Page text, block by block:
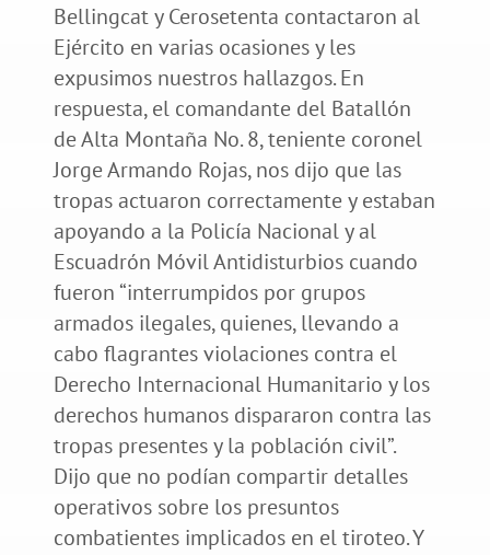
Bellingcat y Cerosetenta contactaron al
Ejército en varias ocasiones y les
expusimos nuestros hallazgos. En
respuesta, el comandante del Batallón
de Alta Montaña No. 8, teniente coronel
Jorge Armando Rojas, nos dijo que las
tropas actuaron correctamente y estaban
apoyando a la Policía Nacional y al
Escuadrón Móvil Antidisturbios cuando
fueron “interrumpidos por grupos
armados ilegales, quienes, llevando a
cabo flagrantes violaciones contra el
Derecho Internacional Humanitario y los
derechos humanos dispararon contra las
tropas presentes y la población civil”.
Dijo que no podían compartir detalles
operativos sobre los presuntos
combatientes implicados en el tiroteo. Y